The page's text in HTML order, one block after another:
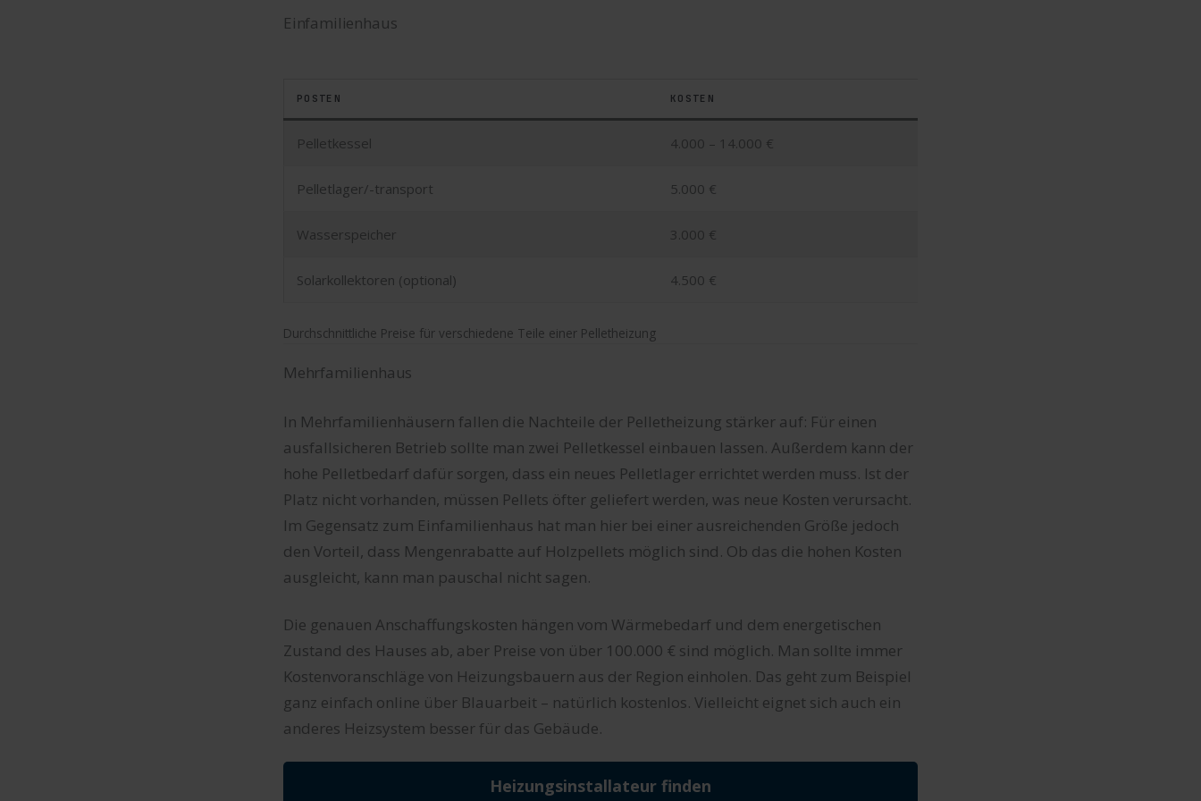
Einfamilienhaus
POSTEN KOSTEN
Pelletkessel 4.000 – 14.000 €
Pelletlager/-transport 5.000 €
Wasserspeicher 3.000 €
Solarkollektoren (optional) 4.500 €
Durchschnittliche Preise für verschiedene Teile einer Pelletheizung
Mehrfamilienhaus
In Mehrfamilienhäusern fallen die Nachteile der Pelletheizung stärker auf: Für einen
ausfallsicheren Betrieb sollte man zwei Pelletkessel einbauen lassen. Außerdem kann der
hohe Pelletbedarf dafür sorgen, dass ein neues Pelletlager errichtet werden muss. Ist der
Platz nicht vorhanden, müssen Pellets öfter geliefert werden, was neue Kosten verursacht.
Im Gegensatz zum Einfamilienhaus hat man hier bei einer ausreichenden Größe jedoch
den Vorteil, dass Mengenrabatte auf Holzpellets möglich sind. Ob das die hohen Kosten
ausgleicht, kann man pauschal nicht sagen.
Die genauen Anschaffungskosten hängen vom Wärmebedarf und dem energetischen
Zustand des Hauses ab, aber Preise von über 100.000 € sind möglich. Man sollte immer
Kostenvoranschläge von Heizungsbauern aus der Region einholen. Das geht zum Beispiel
ganz einfach online über Blauarbeit – natürlich kostenlos. Vielleicht eignet sich auch ein
anderes Heizsystem besser für das Gebäude.
Heizungsinstallateur finden